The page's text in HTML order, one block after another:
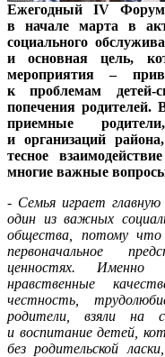
Ежегодный IVФорум
в начале марта в
социального
и основная цель,
мероприятия –
к проблемам детей-
попечения родителей.
приемные
и организаций
тесное
многие важные
- Семья играет
один из важных
общества, потому что
первоначальное
ценностях.
нравственные
честность,
родители, взяли на
и воспитание детей,
без родительской